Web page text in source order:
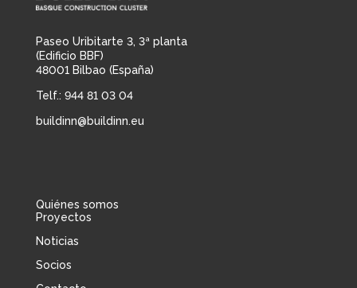
Paseo Uribitarte 3, 3ª planta
(Edificio BBF)
48001 Bilbao (España)
Telf.: 944 81 03 04
buildinn@buildinn.eu
Quiénes somos
Proyectos
Noticias
Socios